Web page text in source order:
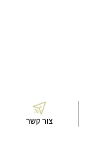
צור קשר